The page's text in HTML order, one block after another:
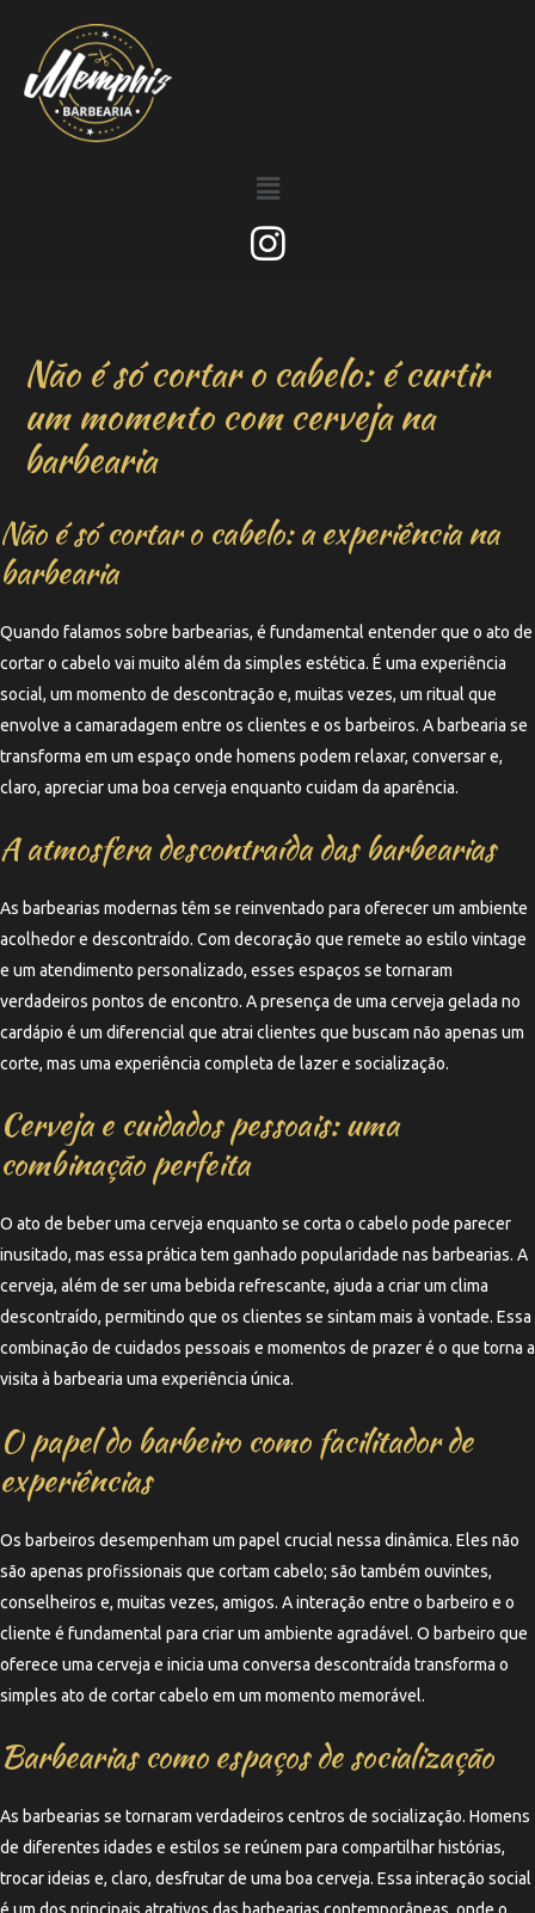
Não é só cortar o cabelo: é curtir
um momento com cerveja na
barbearia
Não é só cortar o cabelo: a experiência na
barbearia
Quando falamos sobre barbearias, é fundamental entender que o ato de
cortar o cabelo vai muito além da simples estética. É uma experiência
social, um momento de descontração e, muitas vezes, um ritual que
envolve a camaradagem entre os clientes e os barbeiros. A barbearia se
transforma em um espaço onde homens podem relaxar, conversar e,
claro, apreciar uma boa cerveja enquanto cuidam da aparência.
A atmosfera descontraída das barbearias
As barbearias modernas têm se reinventado para oferecer um ambiente
acolhedor e descontraído. Com decoração que remete ao estilo vintage
e um atendimento personalizado, esses espaços se tornaram
verdadeiros pontos de encontro. A presença de uma cerveja gelada no
cardápio é um diferencial que atrai clientes que buscam não apenas um
corte, mas uma experiência completa de lazer e socialização.
Cerveja e cuidados pessoais: uma
combinação perfeita
O ato de beber uma cerveja enquanto se corta o cabelo pode parecer
inusitado, mas essa prática tem ganhado popularidade nas barbearias. A
cerveja, além de ser uma bebida refrescante, ajuda a criar um clima
descontraído, permitindo que os clientes se sintam mais à vontade. Essa
combinação de cuidados pessoais e momentos de prazer é o que torna a
visita à barbearia uma experiência única.
O papel do barbeiro como facilitador de
experiências
Os barbeiros desempenham um papel crucial nessa dinâmica. Eles não
são apenas profissionais que cortam cabelo; são também ouvintes,
conselheiros e, muitas vezes, amigos. A interação entre o barbeiro e o
cliente é fundamental para criar um ambiente agradável. O barbeiro que
oferece uma cerveja e inicia uma conversa descontraída transforma o
simples ato de cortar cabelo em um momento memorável.
Barbearias como espaços de socialização
As barbearias se tornaram verdadeiros centros de socialização. Homens
de diferentes idades e estilos se reúnem para compartilhar histórias,
trocar ideias e, claro, desfrutar de uma boa cerveja. Essa interação social